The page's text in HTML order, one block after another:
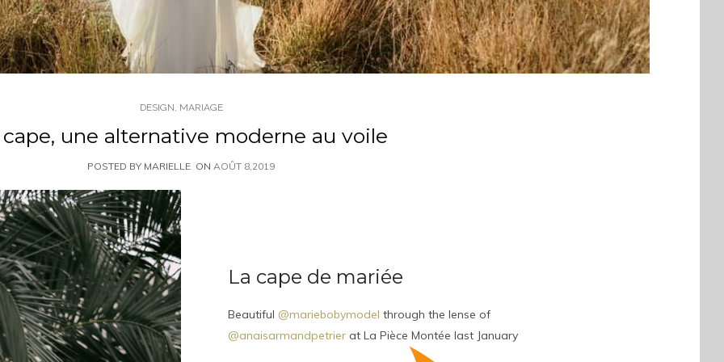
DESIGN, MARIAGE
cape, une alternative moderne au voile
POSTED BY MARIELLE ON AOÛT 8,2019
La cape de mariée
Beautiful @mariebobymodel through the lense of
@anaisarmandpetrier at La Pièce Montée last January